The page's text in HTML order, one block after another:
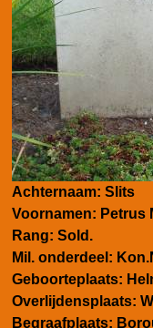
Achternaam: Slits
Voornamen: Petrus
Rang: Sold.
Mil. onderdeel:
Geboorteplaats:
Overlijdensplaats:
Begraafplaats: